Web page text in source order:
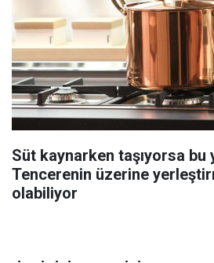
Süt kaynarken taşıyorsa bu
Tencerenin üzerine
olabiliyor